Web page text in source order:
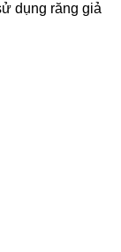
dụng răng giả